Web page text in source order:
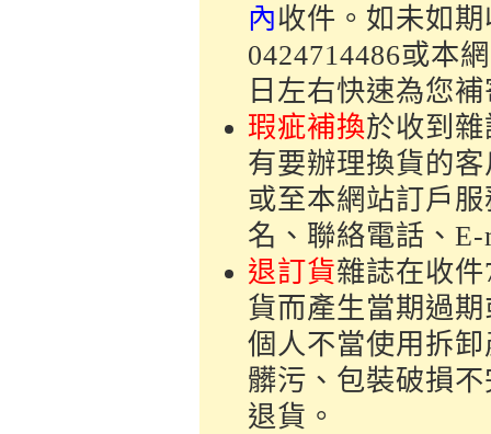
內收件。如未如
0424714486或本
日左右快速為您
瑕疵補換於收到
有要辦理換貨的
或至本網站訂戶
名、聯絡電話、
退訂貨雜誌在收
貨而產生當期過
個人不當使用拆
髒污、包裝破損
退貨。